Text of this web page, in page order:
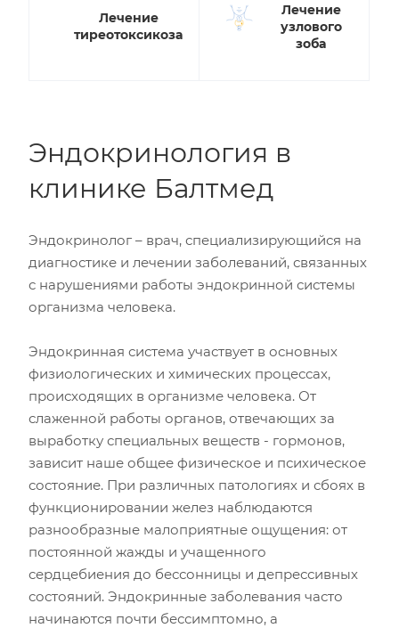
Лечение
тиреотоксикоза
Лечение
узлового
зоба
Эндокринология в
клинике Балтмед
Эндокринолог – врач, специализирующийся на
диагностике и лечении заболеваний, связанных
с нарушениями работы эндокринной системы
организма человека.
Эндокринная система участвует в основных
физиологических и химических процессах,
происходящих в организме человека. От
слаженной работы органов, отвечающих за
выработку специальных веществ - гормонов,
зависит наше общее физическое и психическое
состояние. При различных патологиях и сбоях в
функционировании желез наблюдаются
разнообразные малоприятные ощущения: от
постоянной жажды и учащенного
сердцебиения до бессонницы и депрессивных
состояний. Эндокринные заболевания часто
начинаются почти бессимптомно, а